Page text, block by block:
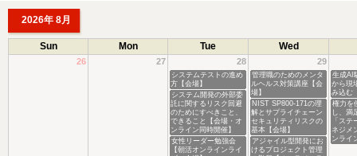
2026年 8月
Sun Mon Tue Wed
26 27 28 29
システムテストの進め
方【会場】
管理職のためのメンタ
ルヘルス対策講座【会
場】
生成AI
から現
み込む
システム開発の外部委
託に関するリスク回避
のためにすべきこと、
できること【会場・オ
ンライン同時開催】
NIST SP800-171の理
解とサプライチェーン
セキュリティリスクの
基本【会場】
権力を
し、満
「ス
ネジメ
ンライ
女性リーダー勉強会
【朝活オンラインライ
アジャイル型開発にお
けるプロジェクト管理